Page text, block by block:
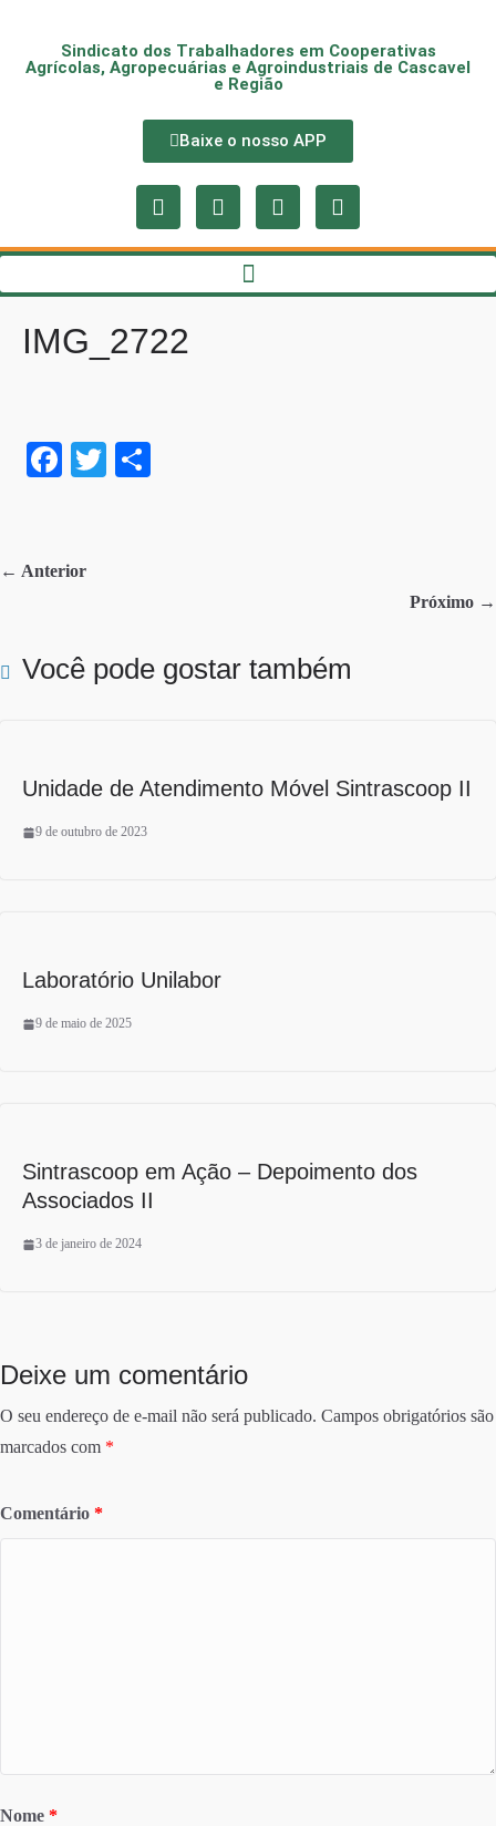
Sindicato dos Trabalhadores em Cooperativas
Agrícolas, Agropecuárias e Agroindustriais de Cascavel
e Região
Baixe o nosso APP
IMG_2722
Fa
ok
T
← Anterior
Próximo →
Você pode gostar também
Unidade de Atendimento Móvel Sintrascoop II
9 de outubro de 2023
Laboratório Unilabor
9 de maio de 2025
Sintrascoop em Ação – Depoimento dos
Associados II
3 de janeiro de 2024
Deixe um comentário
O seu endereço de e-mail não será publicado. Campos obrigatórios são
marcados com *
Comentário *
Nome *